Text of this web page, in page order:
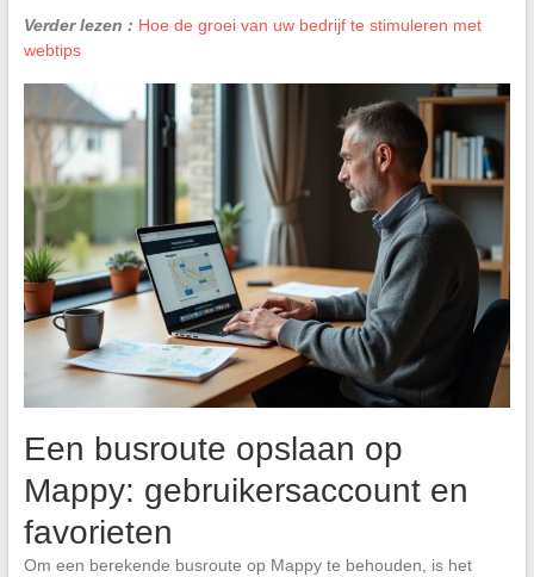
Verder lezen : Hoe de groei van uw bedrijf te stimuleren met
webtips
Een busroute opslaan op
Mappy: gebruikersaccount en
favorieten
Om een berekende busroute op Mappy te behouden, is het